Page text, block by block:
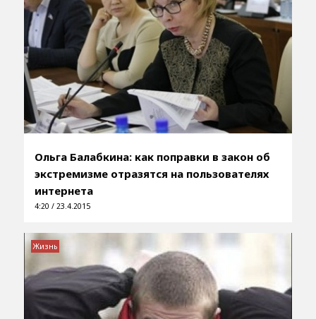
Ольга Балабкина: как поправки в закон об
экстремизме отразятся на пользователях
интернета
4:20 / 23.4.2015
Жизнь